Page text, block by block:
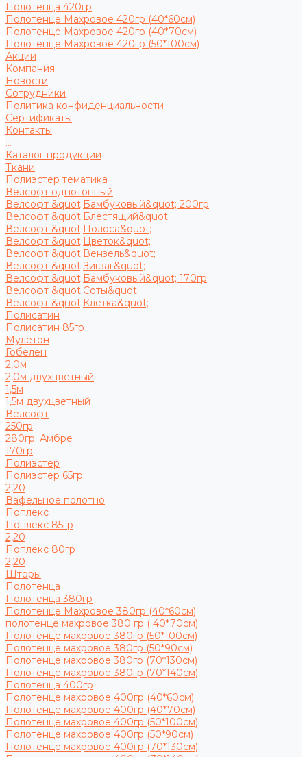
Полотенца 420гр
Полотенце Махровое 420гр (40*60см)
Полотенце Махровое 420гр (40*70см)
Полотенце Махровое 420гр (50*100см)
Акции
Компания
Новости
Сотрудники
Политика конфиденциальности
Сертификаты
Контакты
...
Каталог продукции
Ткани
Полиэстер тематика
Велсофт однотонный
Велсофт &quot;Бамбуковый&quot; 200гр
Велсофт &quot;Блестящий&quot;
Велсофт &quot;Полоса&quot;
Велсофт &quot;Цветок&quot;
Велсофт &quot;Вензель&quot;
Велсофт &quot;Зигзаг&quot;
Велсофт &quot;Бамбуковый&quot; 170гр
Велсофт &quot;Соты&quot;
Велсофт &quot;Клетка&quot;
Полисатин
Полисатин 85гр
Мулетон
Гобелен
2,0м
2,0м двухцветный
1,5м
1,5м двухцветный
Велсофт
250гр
280гр. Амбре
170гр
Полиэстер
Полиэстер 65гр
2,20
Вафельное полотно
Поплекс
Поплекс 85гр
2,20
Поплекс 80гр
2,20
Шторы
Полотенца
Полотенца 380гр
Полотенце Махровое 380гр (40*60см)
полотенце махровое 380 гр ( 40*70см)
Полотенце махровое 380гр (50*100см)
Полотенце махровое 380гр (50*90см)
Полотенце махровое 380гр (70*130см)
Полотенце махровое 380гр (70*140см)
Полотенца 400гр
Полотенце махровое 400гр (40*60см)
Полотенце махровое 400гр (40*70см)
Полотенце махровое 400гр (50*100см)
Полотенце махровое 400гр (50*90см)
Полотенце махровое 400гр (70*130см)